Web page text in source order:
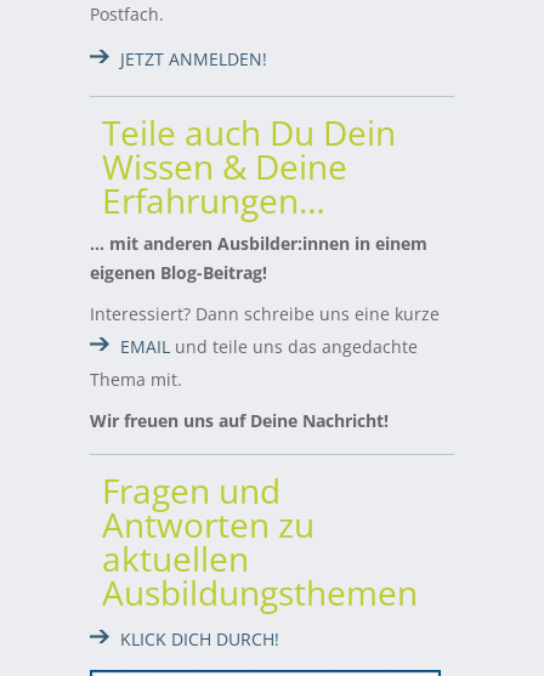
Postfach.
JETZT ANMELDEN!
Teile auch Du Dein
Wissen & Deine
Erfahrungen…
… mit anderen Ausbilder:innen in einem
eigenen Blog-Beitrag!
Interessiert? Dann schreibe uns eine kurze
EMAIL und teile uns das angedachte
Thema mit.
Wir freuen uns auf Deine Nachricht!
Fragen und
Antworten zu
aktuellen
Ausbildungsthemen
KLICK DICH DURCH!